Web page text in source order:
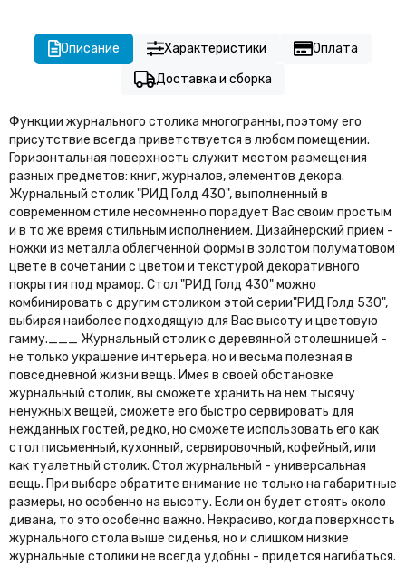
Описание Характеристики
Оплата
Доставка и сборка
Функции журнального столика многогранны, поэтому его
присутствие всегда приветствуется в любом помещении.
Горизонтальная поверхность служит местом размещения
разных предметов: книг, журналов, элементов декора.
Журнальный столик "РИД Голд 430", выполненный в
современном стиле несомненно порадует Вас своим простым
и в то же время стильным исполнением. Дизайнерский прием -
ножки из металла облегченной формы в золотом полуматовом
цвете в сочетании с цветом и текстурой декоративного
покрытия под мрамор. Стол "РИД Голд 430" можно
комбинировать с другим столиком этой серии"РИД Голд 530",
выбирая наиболее подходящую для Вас высоту и цветовую
гамму.___ Журнальный столик с деревянной столешницей -
не только украшение интерьера, но и весьма полезная в
повседневной жизни вещь. Имея в своей обстановке
журнальный столик, вы сможете хранить на нем тысячу
ненужных вещей, сможете его быстро сервировать для
нежданных гостей, редко, но сможете использовать его как
стол письменный, кухонный, сервировочный, кофейный, или
как туалетный столик. Стол журнальный - универсальная
вещь. При выборе обратите внимание не только на габаритные
размеры, но особенно на высоту. Если он будет стоять около
дивана, то это особенно важно. Некрасиво, когда поверхность
журнального стола выше сиденья, но и слишком низкие
журнальные столики не всегда удобны - придется нагибаться.